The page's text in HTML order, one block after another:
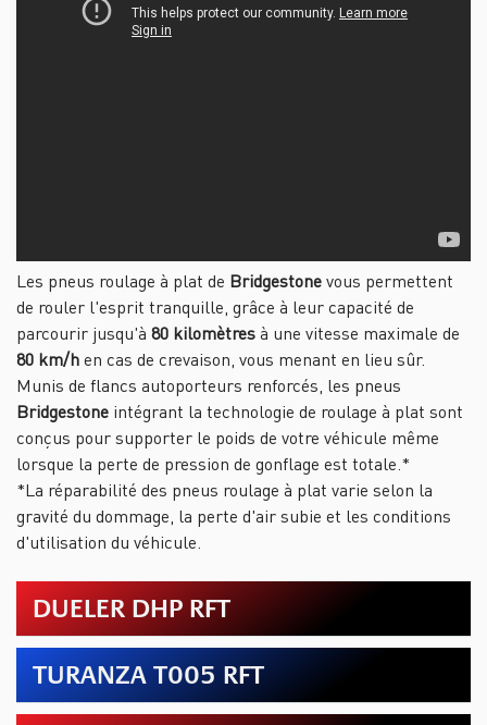
Les pneus roulage à plat de Bridgestonevous permettent
de rouler l'esprit tranquille, grâce à leur capacité de
parcourir jusqu'à 80 kilomètresà une vitesse maximale de
80 km/hen cas de crevaison, vous menant en lieu sûr.
Munis de flancs autoporteurs renforcés, les pneus
Bridgestone intégrant la technologie de roulage à plat sont
conçus pour supporter le poids de votre véhicule même
lorsque la perte de pression de gonflage est totale.*
*La réparabilité des pneus roulage à plat varie selon la
gravité du dommage, la perte d'air subie et les conditions
d'utilisation du véhicule.
DUELER DHP RFT
TURANZA T005 RFT